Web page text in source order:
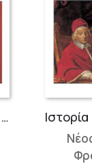
Ιστορία του ελληνικού έθνους 1